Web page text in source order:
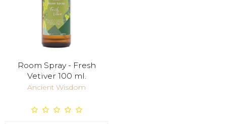
Room Spray - Fresh
Vetiver 100 ml.
Ancient Wisdom